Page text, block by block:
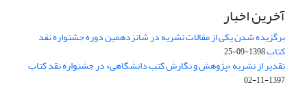
آخرین اخبار
برگزیده شدن یکی از مقالات نشریه در شانزدهمین دوره جشنواره نقد
کتاب1398-09-25
تقدیر از نشریه «پژوهش و نگارش کتب دانشگاهی» در جشنواره نقد کتاب
1397-11-02